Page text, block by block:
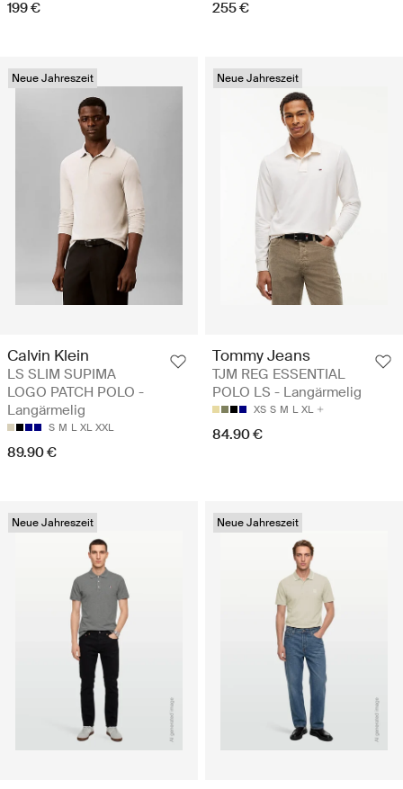
199 € 255 €
Neue Jahreszeit
Calvin Klein
LS SLIM SUPIMA
LOGO PATCH POLO -
Langärmelig
S M L XL XXL
89.90 €
Neue Jahreszeit
Tommy Jeans
TJM REG ESSENTIAL
POLO LS - Langärmelig
XS S M L XL
84.90 €
Neue Jahreszeit Neue Jahreszeit